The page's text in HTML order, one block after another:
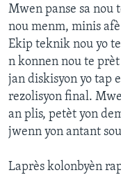
Mwen panse sa nou
nou menm, minis
Ekip teknik nou yo
n konnen nou te
jan diskisyon yo tap
rezolisyon final.
an plis, petèt yon
jwenn yon antant
Laprès kolonbyèn